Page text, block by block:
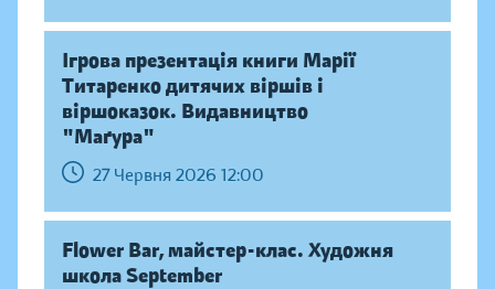
Ігрова презентація книги Марії
Титаренко дитячих віршів і
віршоказок. Видавництво
"Маґура"
27 Червня 2026 12:00
Flower Bar, майстер-клас. Художня
школа September